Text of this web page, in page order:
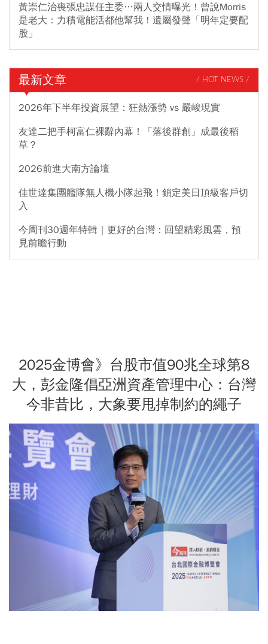
黃崇仁治喪張忠謀任主委…兩人交情曝光！曾說Morris
是老大：力積電能活都他幫我！遺屬發聲「明年定要配
股」
最新文章 / HOT NEWS /
2026年下半年投資展望：狂熱漲勢 vs 嚴峻現實
友達二把手柯富仁裸辭內幕！「落後群創」成最後稻
草？
2026前進大南方論壇
佳世達集團艦隊無人機小隊起飛！鎖定美日頂級客戶切
入
今周刊30週年特輯｜更好的台灣：回望精彩風雲，預
見前瞻行動
2025金博會》台股市值90兆全球第8
大，彭金隆倡亞洲資產管理中心：台灣
今非昔比，大象要甩掉制約的繩子